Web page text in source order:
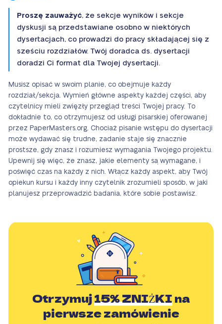
Proszę zauważyć, że sekcje wyników i sekcje
dyskusji są przedstawiane osobno w niektórych
dysertacjach, co prowadzi do pracy składającej się z
sześciu rozdziałów. Twój doradca ds. dysertacji
doradzi Ci format dla Twojej dysertacji.
Musisz opisać w swoim planie, co obejmuje każdy
rozdział/sekcja. Wymień główne aspekty każdej części, aby
czytelnicy mieli zwięzły przegląd treści Twojej pracy. To
dokładnie to, co otrzymujesz od usługi pisarskiej oferowanej
przez PaperMasters.org. Chociaż pisanie wstępu do dysertacji
może wydawać się trudne, zadanie staje się znacznie
prostsze, gdy znasz i rozumiesz wymagania Twojego projektu.
Upewnij się więc, że znasz, jakie elementy są wymagane, i
poświęć czas na każdy z nich. Włącz każdy aspekt, aby Twój
opiekun kursu i każdy inny czytelnik zrozumieli sposób, w jaki
planujesz przeprowadzić badania, które sobie postawisz.
Otrzymuj15% ZNIŻKIna
pierwsze zamówienie